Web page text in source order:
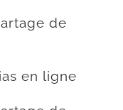
de
en ligne